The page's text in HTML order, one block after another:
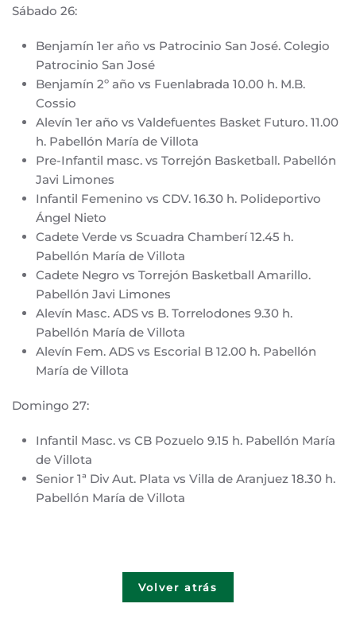
Sábado 26:
Benjamín 1er año vs Patrocinio San José. Colegio
Patrocinio San José
Benjamín 2º año vs Fuenlabrada 10.00 h. M.B.
Cossio
Alevín 1er año vs Valdefuentes Basket Futuro. 11.00
h. Pabellón María de Villota
Pre-Infantil masc. vs Torrejón Basketball. Pabellón
Javi Limones
Infantil Femenino vs CDV. 16.30 h. Polideportivo
Ángel Nieto
Cadete Verde vs Scuadra Chamberí 12.45 h.
Pabellón María de Villota
Cadete Negro vs Torrejón Basketball Amarillo.
Pabellón Javi Limones
Alevín Masc. ADS vs B. Torrelodones 9.30 h.
Pabellón María de Villota
Alevín Fem. ADS vs Escorial B 12.00 h. Pabellón
María de Villota
Domingo 27:
Infantil Masc. vs CB Pozuelo 9.15 h. Pabellón María
de Villota
Senior 1ª Div Aut. Plata vs Villa de Aranjuez 18.30 h.
Pabellón María de Villota
Volver atrás